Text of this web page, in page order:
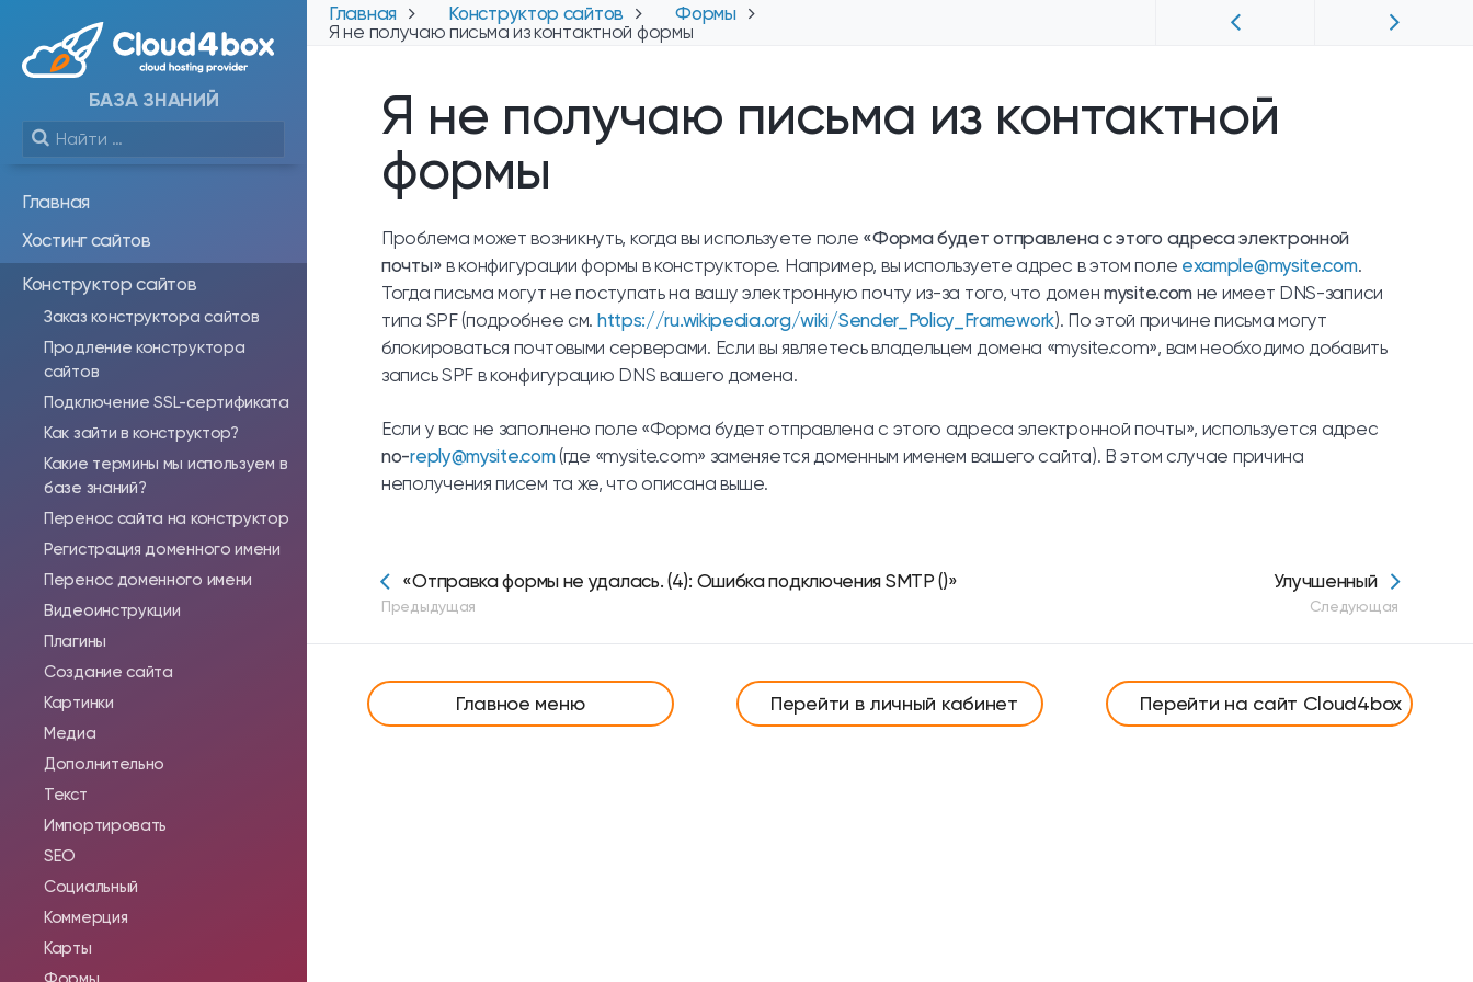
БАЗА ЗНАНИЙ
Главная
Хостинг сайтов
Конструктор сайтов
Заказ конструктора сайтов
Продление конструктора
сайтов
Подключение SSL-сертификата
Как зайти в конструктор?
Какие термины мы используем в
базе знаний?
Перенос сайта на конструктор
Регистрация доменного имени
Перенос доменного имени
Видеоинструкции
Плагины
Создание сайта
Картинки
Медиа
Дополнительно
Текст
Импортировать
SEO
Социальный
Коммерция
Карты
Главная Конструктор сайтов
Формы
Я не получаю письма из контактной формы
Я не получаю письма из контактной
формы
Проблема может возникнуть, когда вы используете поле «Форма будет отправлена с этого адреса электронной
почты» в конфигурации формы в конструкторе. Например, вы используете адрес в этом поле example@mysite.com.
Тогда письма могут не поступать на вашу электронную почту из-за того, что домен mysite.com не имеет DNS-записи
типа SPF (подробнее см. https://ru.wikipedia.org/wiki/Sender_Policy_Framework). По этой причине письма могут
блокироваться почтовыми серверами. Если вы являетесь владельцем домена «mysite.com», вам необходимо добавить
запись SPF в конфигурацию DNS вашего домена.
Если у вас не заполнено поле «Форма будет отправлена с этого адреса электронной почты», используется адрес
no-reply@mysite.com(где «mysite.com» заменяется доменным именем вашего сайта). В этом случае причина
неполучения писем та же, что описана выше.
«Отправка формы не удалась. (4): Ошибка подключения SMTP ()»
Предыдущая
Улучшенный
Следующая
Главное меню Перейти в личный кабинет Перейти на сайт Cloud4box